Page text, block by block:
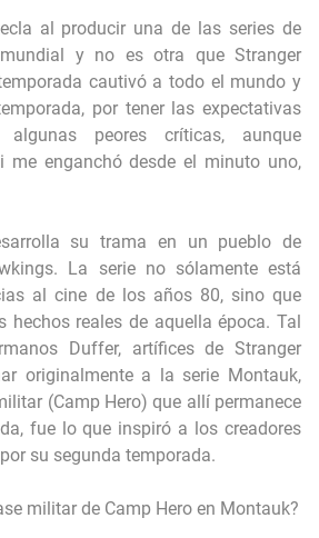
al producir una de las series de
y no es otra que Stranger
cautivó a todo el mundo y
por tener las expectativas
peores críticas, aunque
me enganchó desde el minuto uno,
su trama en un pueblo de
La serie no sólamente está
al cine de los años 80, sino que
hechos reales de aquella época. Tal
Duffer, artífices de Stranger
originalmente a la serie Montauk,
(Camp Hero) que allí permanece
fue lo que inspiró a los creadores
su segunda temporada.
militar de Camp Hero en Montauk?